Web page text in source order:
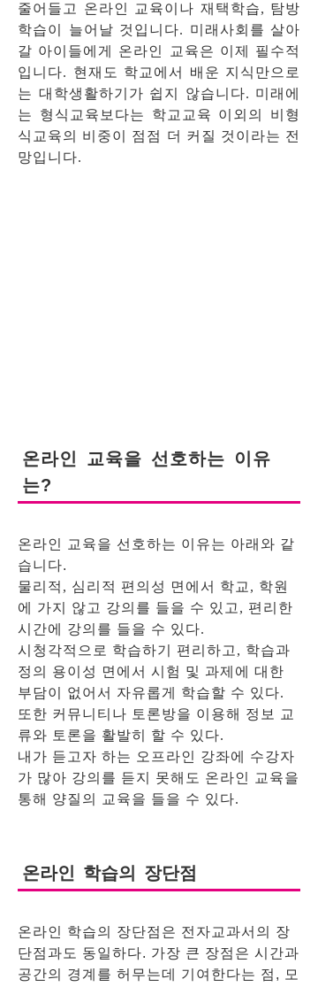
줄어들고 온라인 교육이나 재택학습, 탐방
학습이 늘어날 것입니다. 미래사회를 살아
갈 아이들에게 온라인 교육은 이제 필수적
입니다. 현재도 학교에서 배운 지식만으로
는 대학생활하기가 쉽지 않습니다. 미래에
는 형식교육보다는 학교교육 이외의 비형
식교육의 비중이 점점 더 커질 것이라는 전
망입니다.
온라인 교육을 선호하는 이유
는?
온라인 교육을 선호하는 이유는 아래와 같
습니다.
물리적, 심리적 편의성 면에서 학교, 학원
에 가지 않고 강의를 들을 수 있고, 편리한
시간에 강의를 들을 수 있다.
시청각적으로 학습하기 편리하고, 학습과
정의 용이성 면에서 시험 및 과제에 대한
부담이 없어서 자유롭게 학습할 수 있다.
또한 커뮤니티나 토론방을 이용해 정보 교
류와 토론을 활발히 할 수 있다.
내가 듣고자 하는 오프라인 강좌에 수강자
가 많아 강의를 듣지 못해도 온라인 교육을
통해 양질의 교육을 들을 수 있다.
온라인 학습의 장단점
온라인 학습의 장단점은 전자교과서의 장
단점과도 동일하다. 가장 큰 장점은 시간과
공간의 경계를 허무는데 기여한다는 점, 모